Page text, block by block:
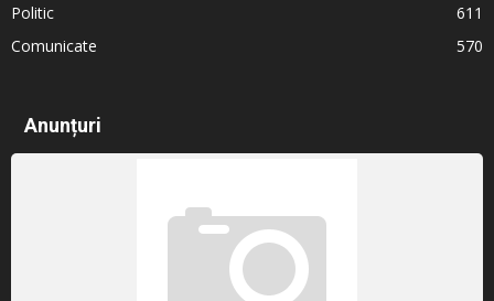
Politic
611
Comunicate
570
Anunțuri